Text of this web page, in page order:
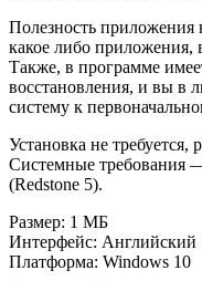
Полезность приложения
какое либо приложения,
Также, в программе
восстановления, и вы в
систему к
Установка не требуется,
Системные требования
(Redstone 5).
Размер: 1 МБ
Интерфейс: Английский
Платформа: Windows 10